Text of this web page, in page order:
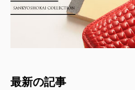
最新の記事